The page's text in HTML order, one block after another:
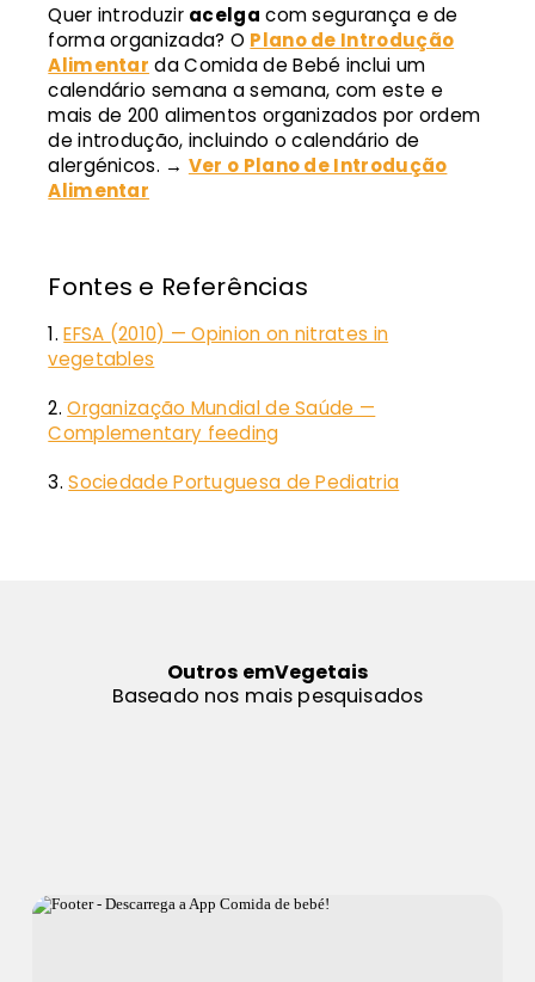
Quer introduzir acelga com segurança e de
forma organizada? O Plano de Introdução
Alimentar da Comida de Bebé inclui um
calendário semana a semana, com este e
mais de 200 alimentos organizados por ordem
de introdução, incluindo o calendário de
alergénicos. → Ver o Plano de Introdução
Alimentar
Fontes e Referências
EFSA (2010) — Opinion on nitrates in
vegetables
Organização Mundial de Saúde —
Complementary feeding
Sociedade Portuguesa de Pediatria
Outros emVegetais
Baseado nos mais pesquisados